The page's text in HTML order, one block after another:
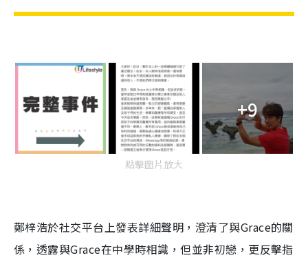
+9
點擊圖片放大
鄭梓浩於社交平台上發表詳細聲明，澄清了與Grace的關
係，透露與Grace在中學時相識，但並非初戀，更反擊指